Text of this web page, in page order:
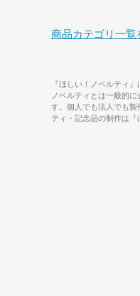
商品カテゴリ一覧
『ほしい！ノベルティ
ノベルティとは一般的
す。個人でも法人でも
ティ・記念品の制作は『